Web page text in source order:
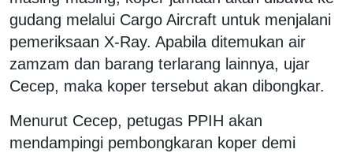
gudang melalui Cargo Aircraft untuk menjalani
pemeriksaan X-Ray. Apabila ditemukan air
zamzam dan barang terlarang lainnya, ujar
Cecep, maka koper tersebut akan dibongkar.
Menurut Cecep, petugas PPIH akan
mendampingi pembongkaran koper demi